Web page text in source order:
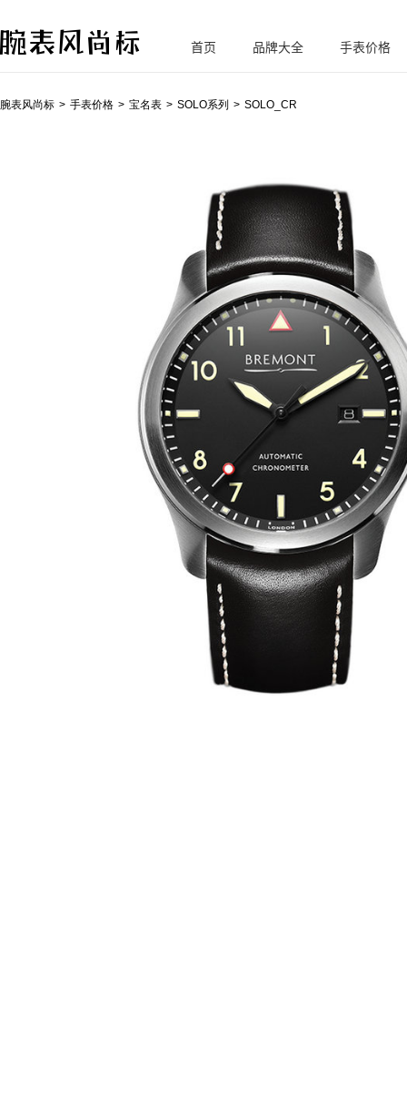
腕
首页 品牌大全 手表价格
腕表风尚标 手表价格 宝名表 SOLO系列 SOLO_CR